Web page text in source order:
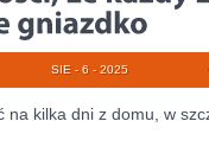
SIE - 6 - 2025
na kilka dni z domu, w